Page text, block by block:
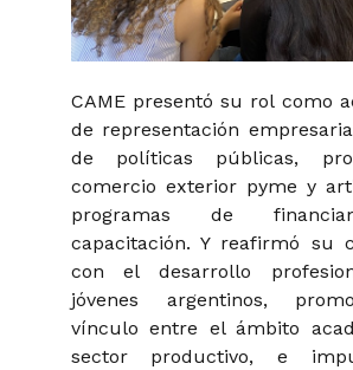
CAME presentó su rol como
de representación
de políticas públicas,
comercio exterior pyme y
programas de
capacitación. Y reafirmó su
con el desarrollo
jóvenes argentinos,
vínculo entre el ámbito
sector productivo, e